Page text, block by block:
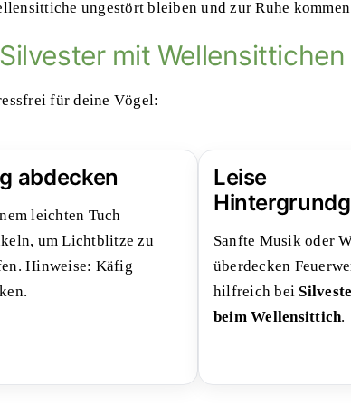
ungestört bleiben und zur Ruhe
mit Wellensittichen
für deine Vögel:
abdecken
leichten Tuch
um Lichtblitze zu
Hinweise: Käfig
.
Leise
Sanfte Musik oder
überdecken
hilfreich bei
beim Wellensittich.